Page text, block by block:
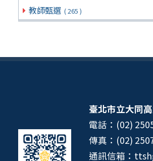
教師甄選 ( 265 )
臺北市立大同
電話：(02)
傳真：(02)
通訊信箱：